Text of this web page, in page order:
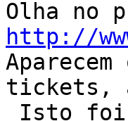
http://
Aparecem
tickets,